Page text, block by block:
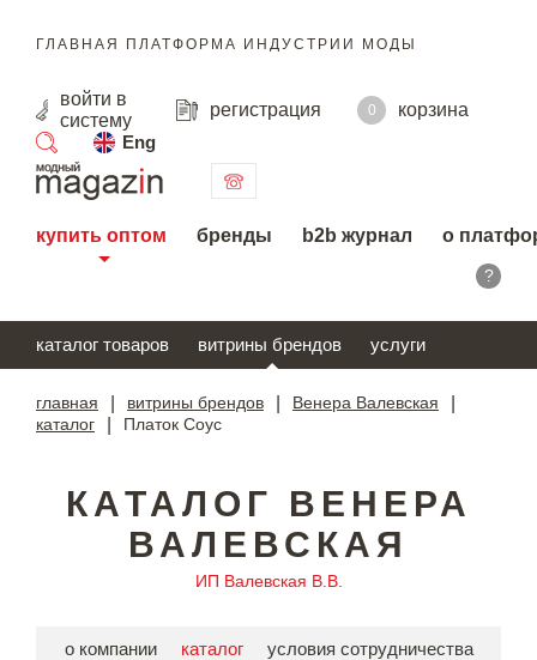
ГЛАВНАЯ ПЛАТФОРМА ИНДУСТРИИ МОДЫ
войти в
систему
регистрация 0
корзина
Eng
поиск
купить оптом бренды b2b журнал о
?
каталог товаров витрины брендов услуги
главная витрины брендов Венера Валевская
каталог Платок Соус
КАТАЛОГ ВЕНЕРА
ВАЛЕВСКАЯ
ИП Валевская В.В.
о компании каталог
условия сотрудничества